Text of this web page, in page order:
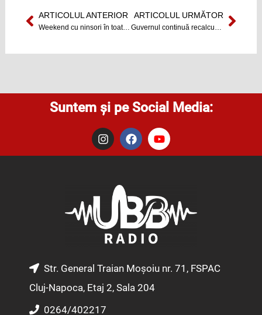
Prev
ARTICOLUL ANTERIOR
Weekend cu ninsori în toată țara
ARTICOLUL URMĂTORNext
Suntem și pe Social Media:
I
n
s
m
F
a
c
o
k
Y
o
u
e
Str. General Traian Moșoiu nr. 71, FSPAC
Cluj-Napoca, Etaj 2, Sala 204
0264/402217